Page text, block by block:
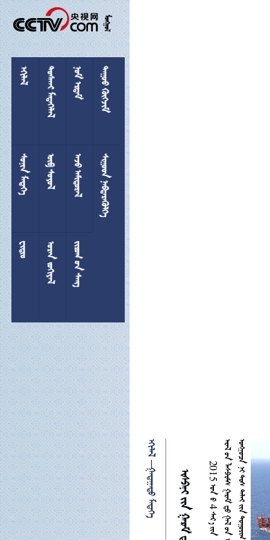

 

 
 
 
 
 
  
 
 


 